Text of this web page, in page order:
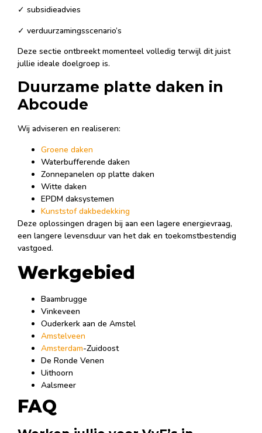
✓ subsidieadvies
✓ verduurzamingsscenario’s
Deze sectie ontbreekt momenteel volledig terwijl dit juist
jullie ideale doelgroep is.
Duurzame platte daken in
Abcoude
Wij adviseren en realiseren:
Groene daken
Waterbufferende daken
Zonnepanelen op platte daken
Witte daken
EPDM daksystemen
Kunststof dakbedekking
Deze oplossingen dragen bij aan een lagere energievraag,
een langere levensduur van het dak en toekomstbestendig
vastgoed.
Werkgebied
Baambrugge
Vinkeveen
Ouderkerk aan de Amstel
Amstelveen
Amsterdam-Zuidoost
De Ronde Venen
Uithoorn
Aalsmeer
FAQ